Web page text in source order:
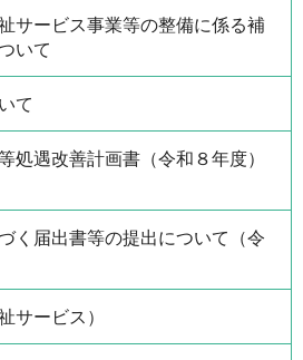
サービス事業等の整備に係る補
いて
て
処遇改善計画書（令和８年度）
く届出書等の提出について（令
サービス）